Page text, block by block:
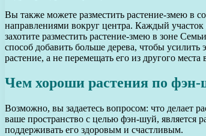
Вы также можете разместить растение-змею в
направлениями вокруг центра. Каждый
захотите разместить растение-змею в зоне
способ добавить больше дерева, чтобы
растение, а не перемещать его из другого
Чем хороши растения по фэн-
Возможно, вы задаетесь вопросом: что делает
ваше пространство с целью фэн-шуй, является
поддерживать его здоровым и счастливым.